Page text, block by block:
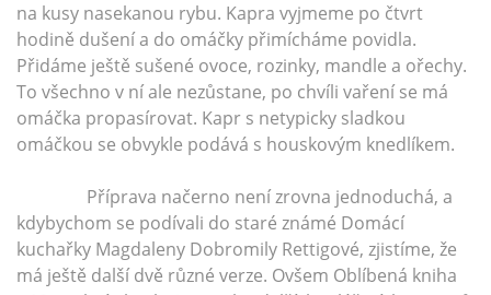
na kusy nasekanou rybu. Kapra vyjmeme po čtvrt
hodině dušení a do omáčky přimícháme povidla.
Přidáme ještě sušené ovoce, rozinky, mandle a ořechy.
To všechno v ní ale nezůstane, po chvíli vaření se má
omáčka propasírovat. Kapr s netypicky sladkou
omáčkou se obvykle podává s houskovým knedlíkem.
Příprava načerno není zrovna jednoduchá, a
kdybychom se podívali do staré známé Domácí
kuchařky Magdaleny Dobromily Rettigové, zjistíme, že
má ještě další dvě různé verze. Ovšem Oblíbená kniha